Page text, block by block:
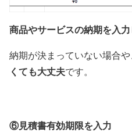
商品やサービスの納期を入力
納期が決まっていない場合
くても大丈夫です。
⑥見積書有効期限を入力